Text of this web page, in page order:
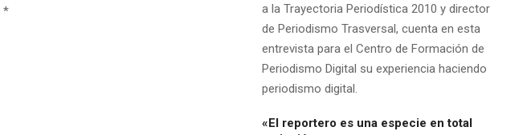
*
a la Trayectoria Periodística 2010 y director
de Periodismo Trasversal, cuenta en esta
entrevista para el Centro de Formación de
Periodismo Digital su experiencia haciendo
periodismo digital.
«El reportero es una especie en total